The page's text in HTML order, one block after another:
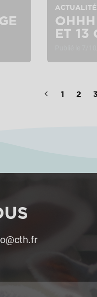
ET 13
1 2 3